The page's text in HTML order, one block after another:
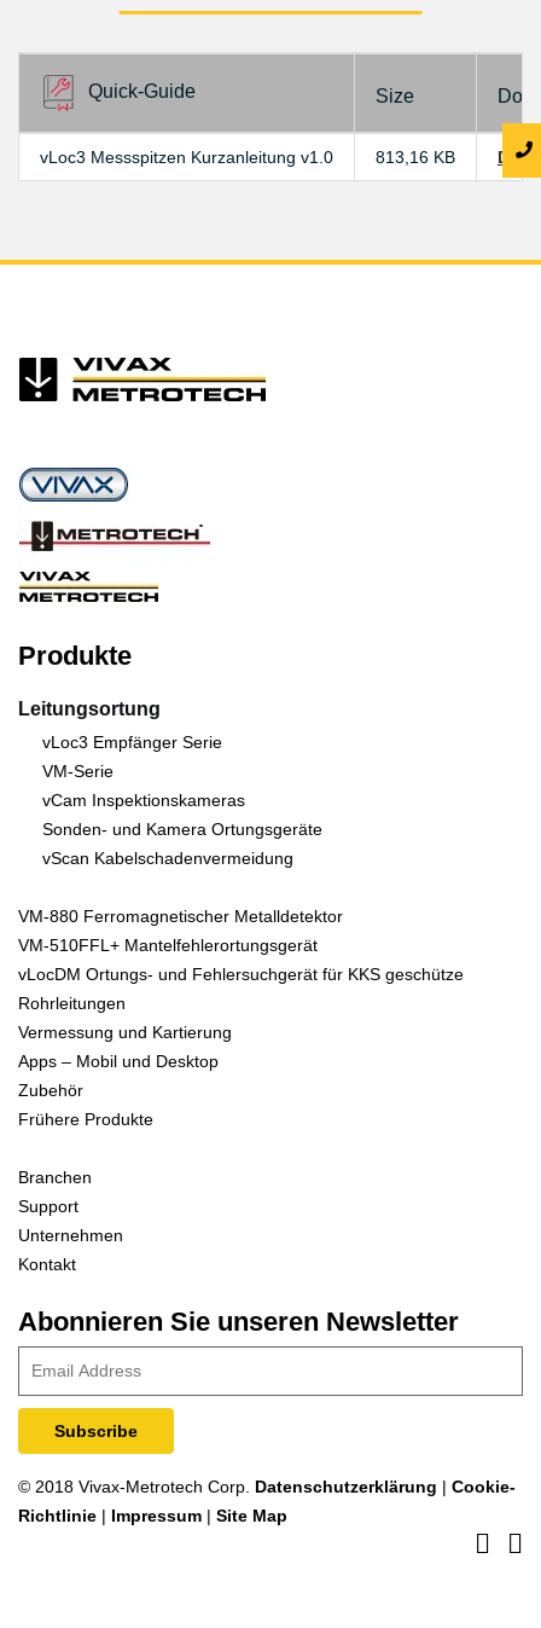
Quick-Guide Size
vLoc3 Messspitzen Kurzanleitung v1.0 813,16 KB
Produkte
Leitungsortung
vLoc3 Empfänger Serie
VM-Serie
vCam Inspektionskameras
Sonden- und Kamera Ortungsgeräte
vScan Kabelschadenvermeidung
VM-880 Ferromagnetischer Metalldetektor
VM-510FFL+ Mantelfehlerortungsgerät
vLocDM Ortungs- und Fehlersuchgerät für KKS geschütze
Rohrleitungen
Vermessung und Kartierung
Apps – Mobil und Desktop
Zubehör
Frühere Produkte
Branchen
Support
Unternehmen
Kontakt
Abonnieren Sie unseren Newsletter
© 2018 Vivax-Metrotech Corp. Datenschutzerklärung | Cookie-
Richtlinie | Impressum | Site Map